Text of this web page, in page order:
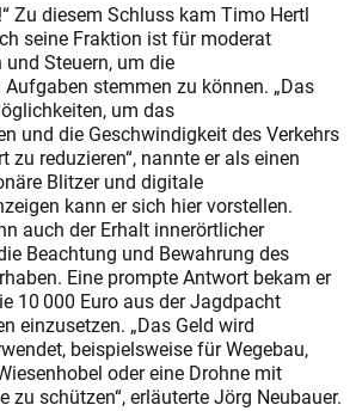
Zu diesem Schluss kam Timo Hertl
seine Fraktion ist für moderat
Steuern, um die
stemmen zu können. „Das
um das
und die Geschwindigkeit des Verkehrs
zu reduzieren“, nannte er als einen
Blitzer und digitale
kann er sich hier vorstellen.
auch der Erhalt innerörtlicher
Beachtung und Bewahrung des
Eine prompte Antwort bekam er
10 000 Euro aus der Jagdpacht
einzusetzen. „Das Geld wird
beispielsweise für Wegebau,
oder eine Drohne mit
zu schützen“, erläuterte Jörg Neubauer.